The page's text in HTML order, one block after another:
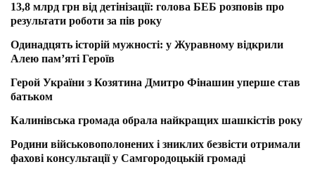
13,8 млрд грн від детінізації: голова БЕБ розповів про
результати роботи за пів року
Одинадцять історій мужності: у Журавному відкрили
Алею пам’яті Героїв
Герой України з Козятина Дмитро Фінашин уперше став
батьком
Калинівська громада обрала найкращих шашкістів року
Родини військовополонених і зниклих безвісти отримали
фахові консультації у Самгородоцькій громаді